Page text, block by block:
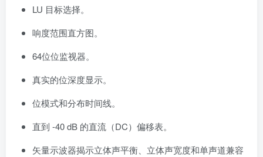
LU 目标选择。
响度范围直方图。
64位位监视器。
真实的位深度显示。
位模式和分布时间线。
直到 -40 dB 的直流（DC）偏移表。
矢量示波器揭示立体声平衡、立体声宽度和单声道兼容